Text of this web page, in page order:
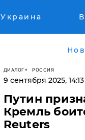
Украина
ДИАЛОГ РОССИЯ
9 сентября 2025, 14:13
Путин
Кремль
Reuters